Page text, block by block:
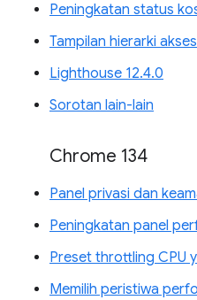
Peningkatan status
Tampilan hierarki
Lighthouse 12.4.0
Sorotan lain-lain
Chrome 134
Panel privasi dan
Peningkatan panel
Preset throttling CPU
Memilih peristiwa